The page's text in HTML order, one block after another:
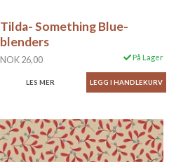
Tilda- Something Blue-
blenders
NOK 26,00 På Lager
LES MER